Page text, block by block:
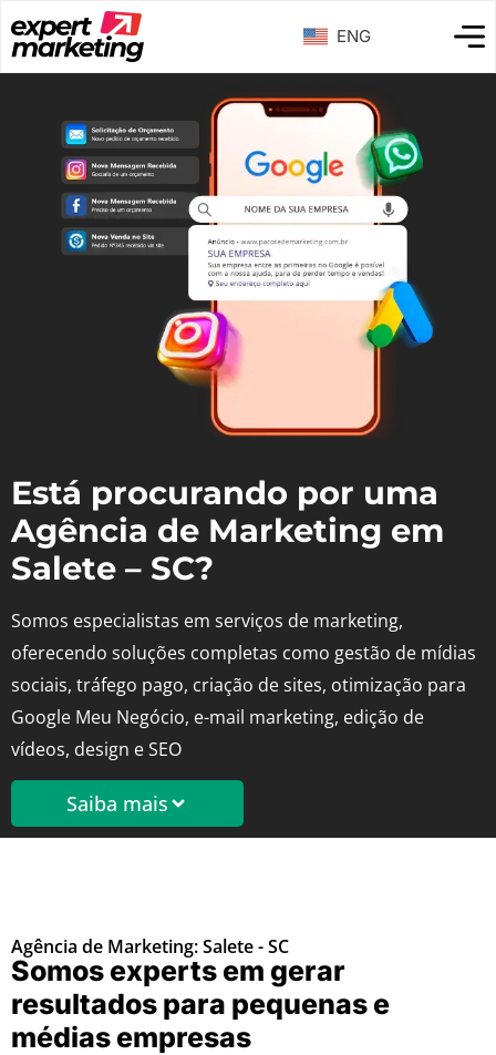
ENG
Está procurando por uma
Agência de Marketing em
Salete – SC?
Somos especialistas em serviços de marketing,
oferecendo soluções completas como gestão de mídias
sociais, tráfego pago, criação de sites, otimização para
Google Meu Negócio, e-mail marketing, edição de
vídeos, design e SEO
Saiba mais
Agência de Marketing: Salete - SC
Somos experts em gerar
resultados para pequenas e
médias empresas